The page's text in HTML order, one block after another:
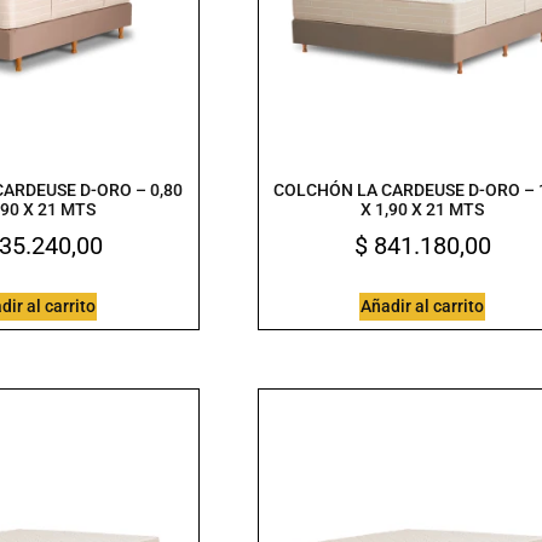
D-ORO – 0,80
X 21 MTS
al carrito
COLCHÓN LA CARDEUSE D-ORO –
X 1,90 X 21 MTS
$841.180,00
Añadir al carrito